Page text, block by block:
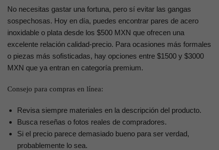
No necesitas gastar una fortuna, pero sí evitar las gangas
sospechosas. Hoy en día, puedes encontrar pares de acero
inoxidable o plata desde los $500 MXN que ofrecen una
excelente relación calidad-precio. Para ocasiones más formales
o piezas más sofisticadas, hay opciones entre $1500 y $3000
MXN que ya entran en categoría premium.
Consejo para compras en línea:
Revisa siempre materiales en la descripción del producto.
Busca reseñas o fotos reales de compradores.
Si el precio parece demasiado bueno para ser verdad,
probablemente lo sea.